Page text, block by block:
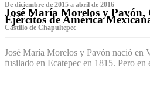
De diciembre de 2015 a abril de 2016
José María Morelos y Pavón,
Ejércitos de América
C‌astillo de Chapultepec
José María Morelos y Pavón nació
fusilado en Ecatepec en 1815. Pero